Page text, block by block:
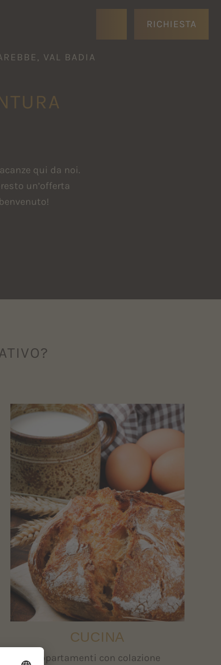
RICHIESTA
VAL BADIA
qui da noi.
un’offerta
CUCINA
Appartamenti con colazione